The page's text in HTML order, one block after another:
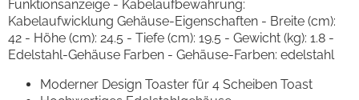
Funktionsanzeige - Kabelaufbewahrung:
Kabelaufwicklung Gehäuse-Eigenschaften - Breite (cm):
42 - Höhe (cm): 24.5 - Tiefe (cm): 19.5 - Gewicht (kg): 1.8 -
Edelstahl-Gehäuse Farben - Gehäuse-Farben: edelstahl
Moderner Design Toaster für 4 Scheiben Toast